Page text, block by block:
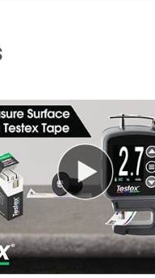
polissage d’ancienne
en plastique à bout
le film de réplique sur la